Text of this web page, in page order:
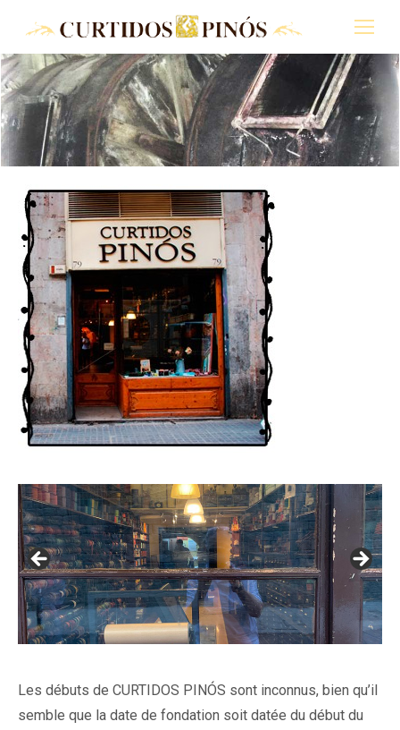
Les débuts de CURTIDOS PINÓS sont inconnus, bien qu’il
semble que la date de fondation soit datée du début du